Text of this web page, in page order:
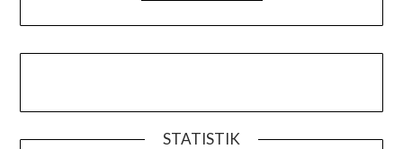
STATISTIK